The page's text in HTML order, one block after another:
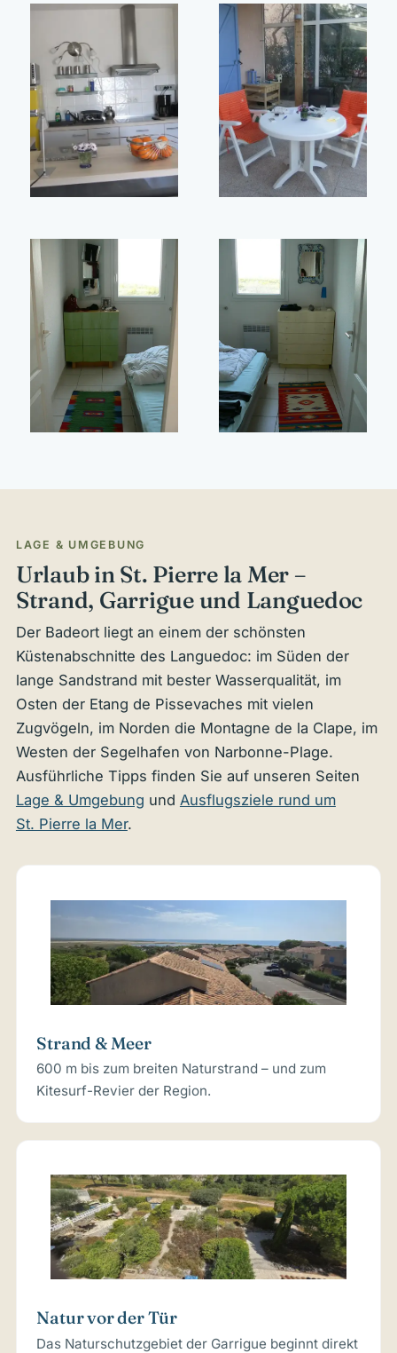
LAGE & UMGEBUNG
Urlaub in St. Pierre la Mer –
Strand, Garrigue und Languedoc
Der Badeort liegt an einem der schönsten
Küstenabschnitte des Languedoc: im Süden der
lange Sandstrand mit bester Wasserqualität, im
Osten der Etang de Pissevaches mit vielen
Zugvögeln, im Norden die Montagne de la Clape, im
Westen der Segelhafen von Narbonne-Plage.
Ausführliche Tipps finden Sie auf unseren Seiten
Lage & Umgebung und Ausflugsziele rund um
St. Pierre la Mer.
Strand & Meer
600 m bis zum breiten Naturstrand – und zum
Kitesurf-Revier der Region.
Natur vor der Tür
Das Naturschutzgebiet der Garrigue beginnt direkt